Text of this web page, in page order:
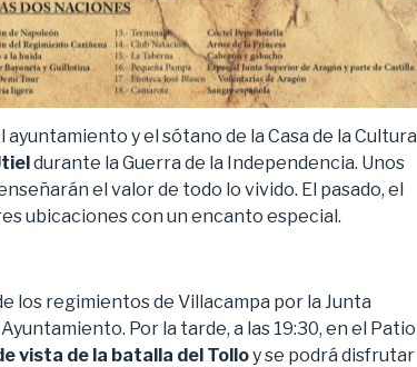
y el sótano de la Casa de la Cultura
durante la Guerra de la Independencia. Unos
el valor de todo lo vivido. El pasado, el
ubicaciones con un encanto especial.
los regimientos de Villacampa por la Junta
Por la tarde, a las 19:30, en el Patio
vista de la batalla del Tolloy se podrá disfrutar